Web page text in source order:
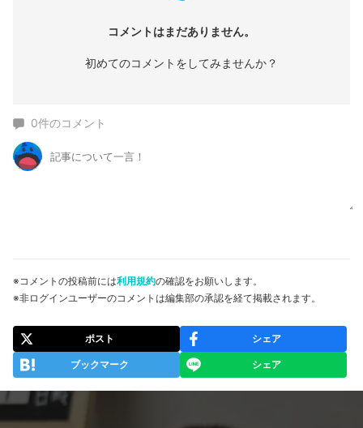
コメントはまだありません。
初めてのコメントをしてみませんか？
0件のコメント
※コメントの投稿前には利用規約の確認をお願いします。
※非ログインユーザーのコメントは編集部の承認を経て掲載されます。
ポスト シェア
ブックマーク シェア